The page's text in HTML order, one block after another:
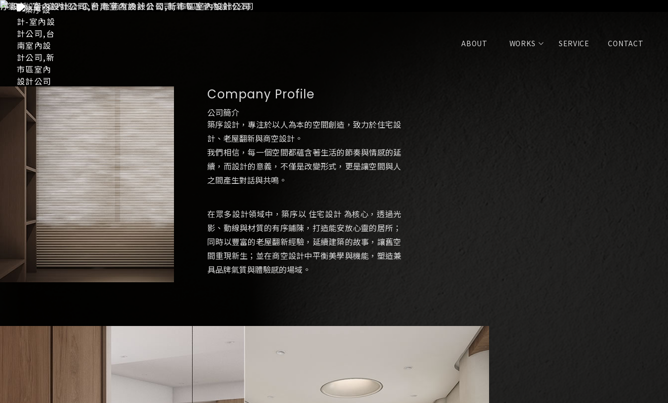
ABOUT
WORKS
SERVICE
CONTACT
Company Profile
公司簡介
築序設計，專注於以人為本的空間創造，致力於住宅設
計、老屋翻新與商空設計。
我們相信，每一個空間都蘊含著生活的節奏與情感的延
續，而設計的意義，不僅是改變形式，更是讓空間與人
之間產生對話與共鳴。
在眾多設計領域中，築序以 住宅設計 為核心，透過光
影、動線與材質的有序鋪陳，打造能安放心靈的居所；
同時以豐富的老屋翻新經驗，延續建築的故事，讓舊空
間重現新生；並在商空設計中平衡美學與機能，塑造兼
具品牌氣質與體驗感的場域。